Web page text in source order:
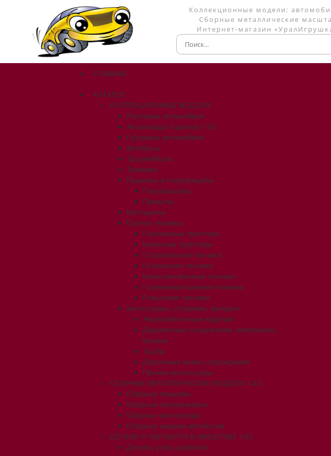
Коллекционные модели:
Сборные металлические
Интернет-магазин
ГЛАВНАЯ
КАТАЛОГ
КОЛЛЕКЦИОННЫЕ МОДЕЛИ
Легковые автомобили
Автопоезда (сцепки) 1:43
Грузовые автомобили
Автобусы
Троллейбусы
Трамваи
Прицепы и полуприцепы
Полуприцепы
Прицепы
Мотоциклы
Прочая техника
Гусеничные тракторы
Колесные тракторы
Строительная техника
Гусеничная техника
Колесная военная техника
Гусеничная военная техника
Рельсовая техника
Аксессуары, строения, фигурки
Железобетонные изделия
Деревянные сооружения, материалы,
бревна
Трубы
Дорожные знаки, ограждения
Прочие аксессуары
СБОРНЫЕ МЕТАЛЛИЧЕСКИЕ МОДЕЛИ 1:43
Сборные прицепы
Сборные полуприцепы
Сборные автопоезда
Сборные модели автобусов
ДЕТАЛИ И ЗАПЧАСТИ В МАСШТАБЕ 1:43
Детали, узлы, агрегаты